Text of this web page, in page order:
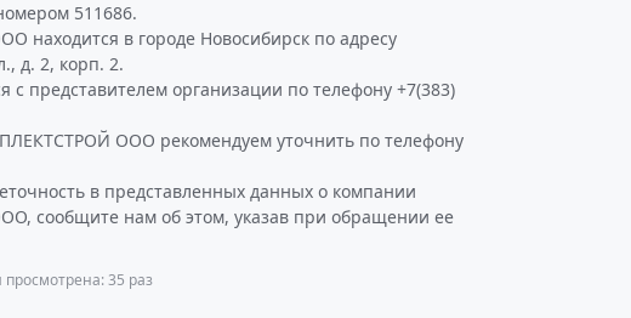
511686.
находится в городе Новосибирск по адресу
д. 2, корп. 2.
с представителем организации по телефону +7(383)
ООО рекомендуем уточнить по телефону
в представленных данных о компании
сообщите нам об этом, указав при обращении ее
35 раз